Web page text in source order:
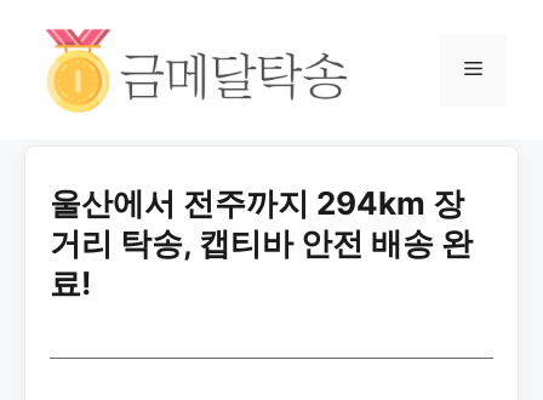
울산에서 전주까지 294km 장
거리 탁송, 캡티바 안전 배송 완
료!